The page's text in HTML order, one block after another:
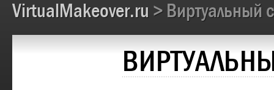
VirtualMakeover.ru > Виртуальный